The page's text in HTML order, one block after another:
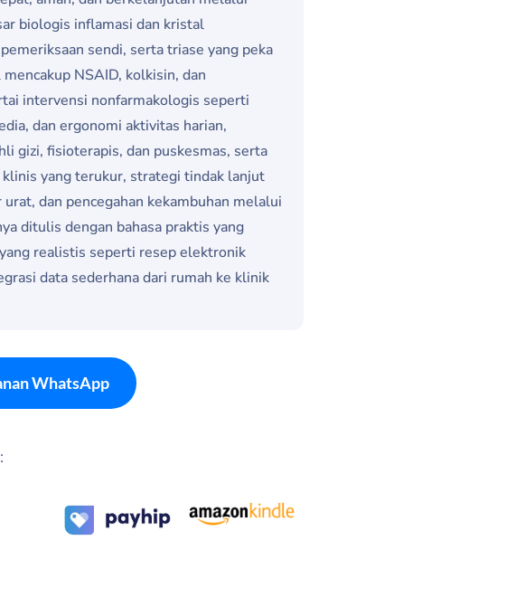
biologis inflamasi dan kristal
sendi, serta triase yang peka
NSAID, kolkisin, dan
intervensi nonfarmakologis seperti
dan ergonomi aktivitas harian,
gizi, fisioterapis, dan puskesmas, serta
yang terukur, strategi tindak lanjut
dan pencegahan kekambuhan melalui
ditulis dengan bahasa praktis yang
realistis seperti resep elektronik
data sederhana dari rumah ke klinik
WhatsApp